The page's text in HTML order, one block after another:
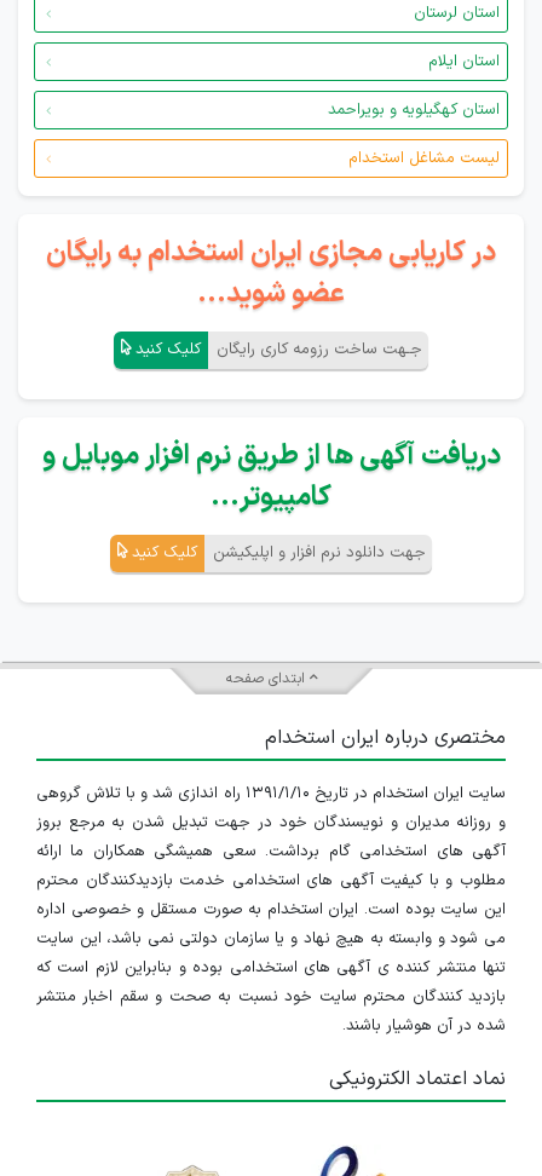
استان لرستان
استان ایلام
استان کهگیلویه و بویراحمد
لیست مشاغل استخدام
در کاریابی مجازی ایران استخدام به رایگان
عضو شوید...
جـهت ساخت رزومه کاری رایگان کلیک کنید
دریافت آگهی ها از طریق نرم افزار موبایل و
کامپیوتر...
جهت دانلود نرم افزار و اپلیکیشن کلیک کنید
ابتدای صفحه
مختصری درباره ایران استخدام
سایت ایران استخدام در تاریخ ۱۳۹۱/۱/۱۰ راه اندازی شد و با تلاش گروهی
و روزانه مدیران و نویسندگان خود در جهت تبدیل شدن به مرجع بروز
آگهی های استخدامی گام برداشت. سعی همیشگی همکاران ما ارائه
مطلوب و با کیفیت آگهی های استخدامی خدمت بازدیدکنندگان محترم
این سایت بوده است. ایران استخدام به صورت مستقل و خصوصی اداره
می شود و وابسته به هیچ نهاد و یا سازمان دولتی نمی باشد، این سایت
تنها منتشر کننده ی آگهی های استخدامی بوده و بنابراین لازم است که
بازدید کنندگان محترم سایت خود نسبت به صحت و سقم اخبار منتشر
شده در آن هوشیار باشند.
نماد اعتماد الکترونیکی